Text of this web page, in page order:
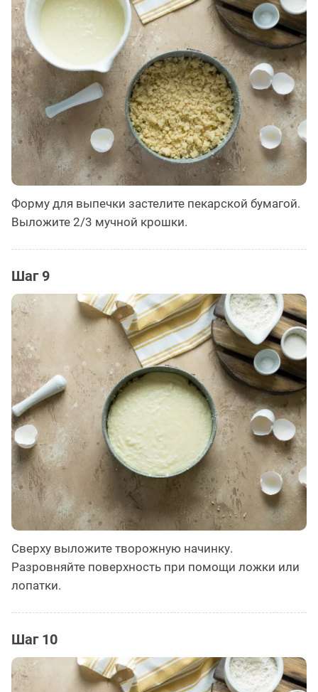
Форму для выпечки застелите пекарской бумагой.
Выложите 2/3 мучной крошки.
Шаг 9
Сверху выложите творожную начинку.
Разровняйте поверхность при помощи ложки или
лопатки.
Шаг 10